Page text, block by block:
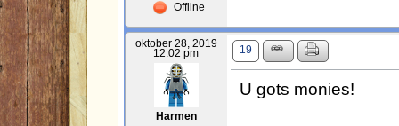
Offline
oktober 28, 2019
12:02 pm
Harmen
19
U gots monies!